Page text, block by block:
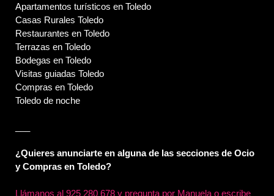
Apartamentos turísticos en Toledo
Casas Rurales Toledo
Restaurantes en Toledo
Terrazas en Toledo
Bodegas en Toledo
Visitas guiadas Toledo
Compras en Toledo
Toledo de noche
¿Quieres anunciarte en alguna de las secciones de Ocio
y Compras en Toledo?
Llámanos al925 280 678 y pregunta por Manuela o escribe